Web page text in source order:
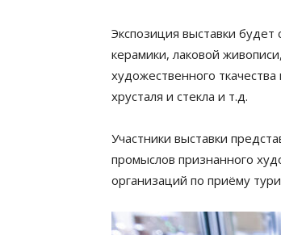
Экспозиция выставки
керамики, лаковой
художественного
хрусталя и стекла и т.д.
Участники выставки
промыслов признанного
организаций по приёму